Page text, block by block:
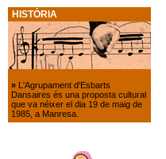
HISTÒRIA
» L'Agrupament d'Esbarts
Dansaires és una proposta cultural
que va néixer el dia 19 de maig de
1985, a Manresa.